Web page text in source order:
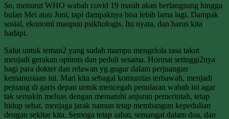
So, menurut WHO wabah covid 19 masih akan berlangsung hingga
bulan Mei atau Juni, tapi dampaknya bisa lebih lama lagi. Dampak
sosial, ekonomi maupun psikhologis. Itu nyata, dan harus kita
hadapi.
Salut untuk teman2 yang sudah mampu mengelola rasa takut
menjadi gerakan optimis dan peduli sesama. Hormat setinggi2nya
bagi para dokter dan relawan yg gugur dalam perjuangan
kemanusiaan ini. Mari kita sebagai komunitas terbawah, menjadi
pejuang di garis depan untuk mencegah penularan wabah ini agar
tak semakin meluas dengan mematuhi anjuran pemerintah, tetap
hidup sehat, menjaga jarak namun tetap membangun kepedulian
dengan sekitar kita. Semoga tetap sabar, semangat dalam doa, dan